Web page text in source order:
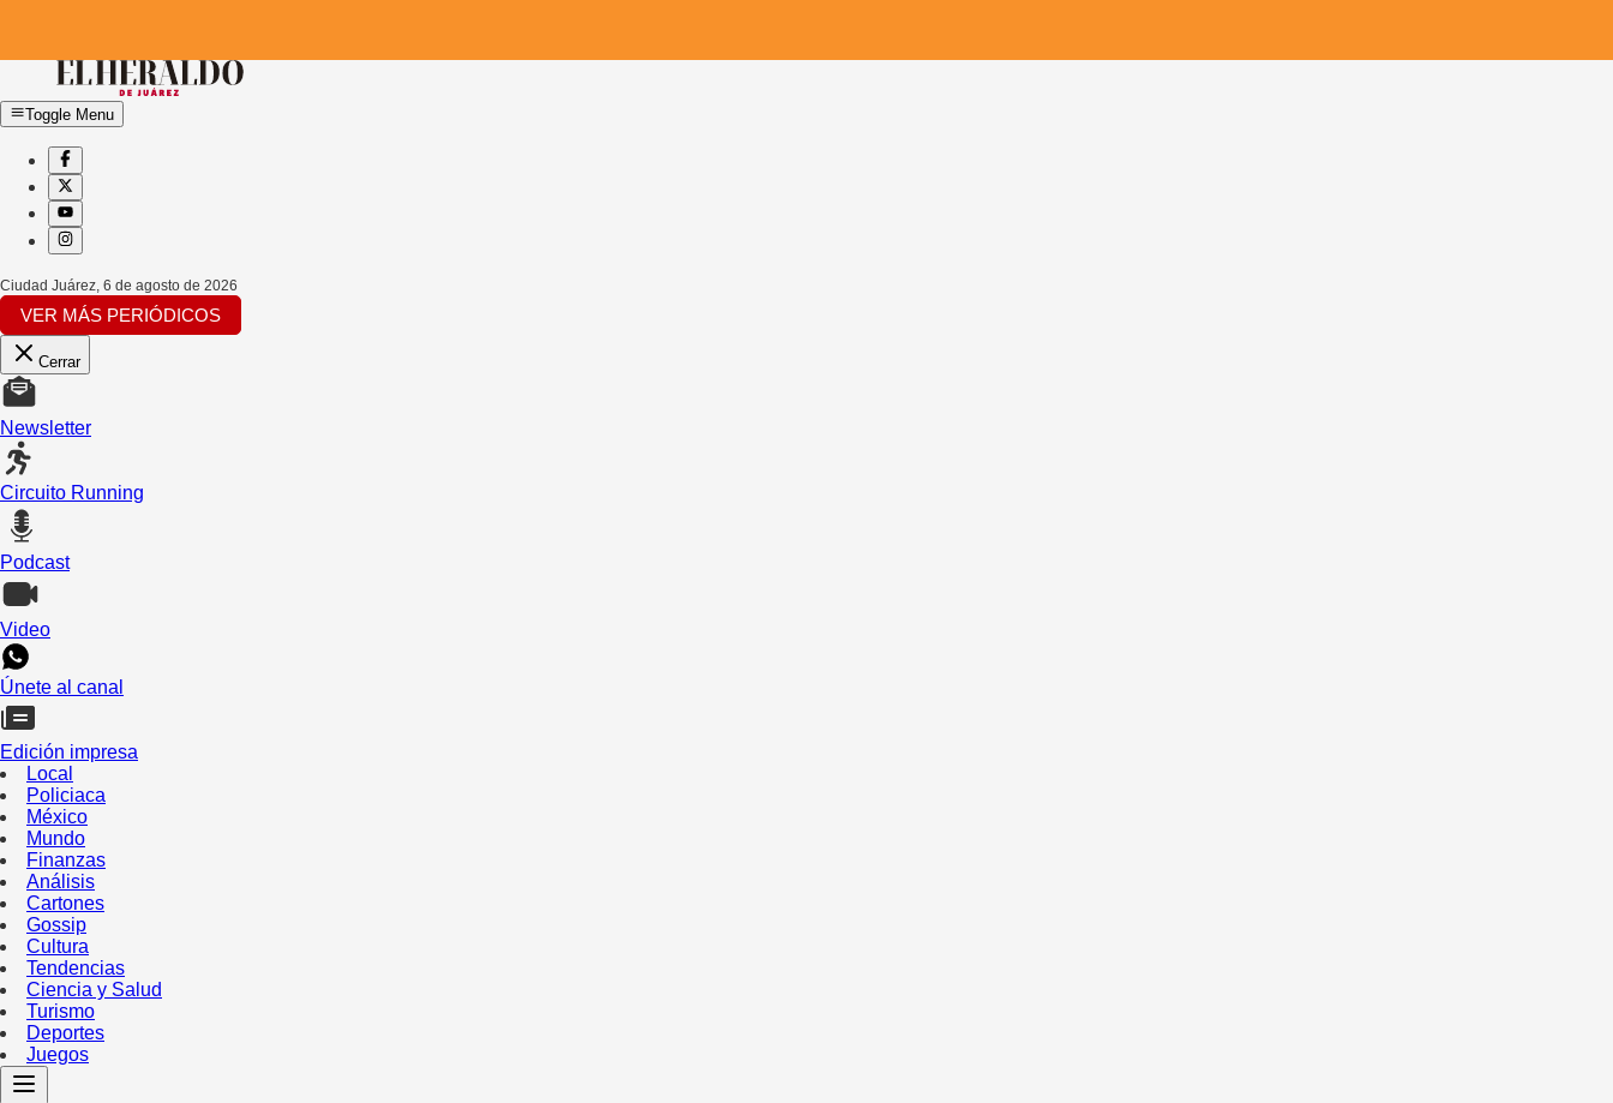
Toggle Menu
Ciudad Juárez 6 de agosto de 2026
VER MÁS PERIÓDICOS
Cerrar
Newsletter
Circuito Running
Podcast
Video
Únete al canal
Edición impresa
Local
Policiaca
México
Mundo
Finanzas
Análisis
Cartones
Gossip
Cultura
Tendencias
Ciencia y Salud
Turismo
Deportes
Juegos